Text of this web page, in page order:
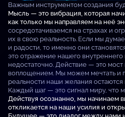
Важным инструментом создания
Мысль — это вибрация, которая
как только мы направляем на неё
сосредотачиваемся на страхах и
их в свою реальность. Если мы
и радости, то именно они
это отражение нашего
недостаточно. Действие — это
воплощением. Мы можем мечтать и
реальности наши желания
Каждый шаг — это сигнал миру, что
Действуя осознанно, мы начинаем
откликается на наши усилия и